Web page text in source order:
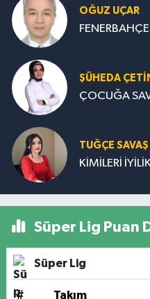
OĞUZ UÇAR
ŞÜHEDA
ÇOCUĞA
TUĞÇE SAVAŞ
KİMİLERİ
Süper Lig Puan
Süper Lig
# Takım